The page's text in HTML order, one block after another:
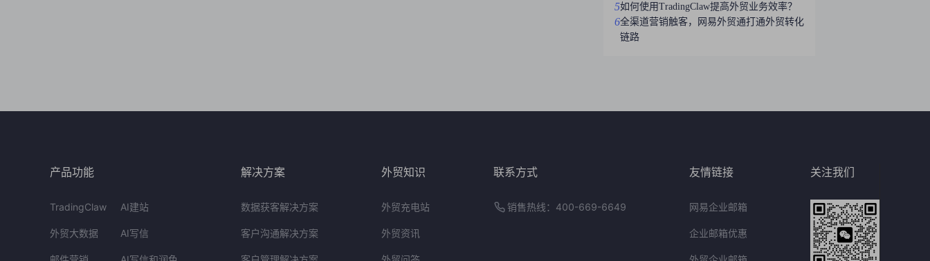
5如何使用TradingClaw提高外贸业务效率？
6全渠道营销触客，网易外贸通打通外贸转化
链路
产品功能
TradingClaw
外贸大数据
AI建站
AI写信
解决方案
数据获客解决方案
客户沟通解决方案
外贸知识
外贸充电站
外贸资讯
联系方式
销售热线：400-669-6649
友情链接
网易企业邮箱
企业邮箱优惠
关注我们